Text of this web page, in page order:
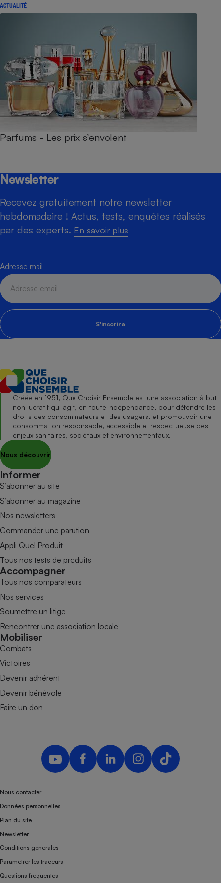
ACTUALITÉ
Parfums - Les prix s’envolent
Newsletter
Recevez gratuitement notre newsletter
hebdomadaire ! Actus, tests, enquêtes réalisés
par des experts. En savoir plus
Adresse mail
S'inscrire
Créée en 1951, Que Choisir Ensemble est une association à but
non lucratif qui agit, en toute indépendance, pour défendre les
droits des consommateurs et des usagers, et promouvoir une
consommation responsable, accessible et respectueuse des
enjeux sanitaires, sociétaux et environnementaux.
Nous découvrir
Informer
S’abonner au site
S’abonner au magazine
Nos newsletters
Commander une parution
Appli Quel Produit
Tous nos tests de produits
Accompagner
Tous nos comparateurs
Nos services
Soumettre un litige
Rencontrer une association locale
Mobiliser
Combats
Victoires
Devenir adhérent
Devenir bénévole
Faire un don
Nous contacter
Données personnelles
Plan du site
Newsletter
Conditions générales
Paramétrer les traceurs
Questions fréquentes